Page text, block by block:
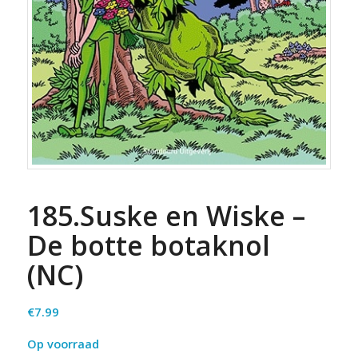
185.Suske en Wiske –
De botte botaknol
(NC)
€7.99
Op voorraad